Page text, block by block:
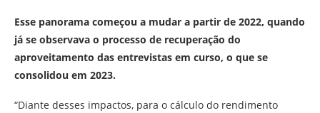
Esse panorama começou a mudar a partir de 2022, quando
já se observava o processo de recuperação do
aproveitamento das entrevistas em curso, o que se
consolidou em 2023.
“Diante desses impactos, para o cálculo do rendimento